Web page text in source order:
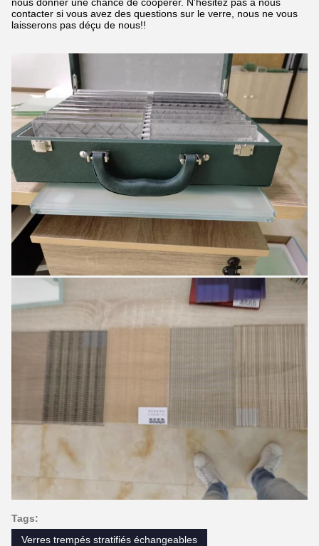
contacter si vous avez des questions sur le verre, nous ne vous
laisserons pas déçu de nous!!
Tags:
Verres trempés stratifiés échangeables